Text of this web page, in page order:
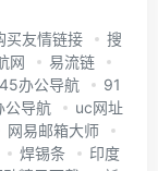
买友情链接
搜
网
易流链
办公导航
91
公导航
uc网址
网易邮箱大师
焊锡条
印度